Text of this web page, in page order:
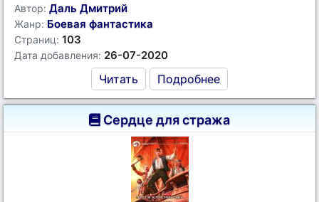
Автор: Даль Дмитрий
Жанр: Боевая фантастика
Страниц: 103
Дата добавления: 26-07-2020
Читать Подробнее
Сердце для стража